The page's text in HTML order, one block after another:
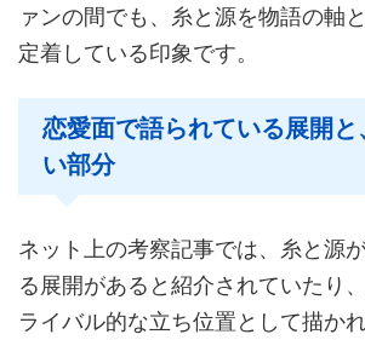
ァンの間でも、糸と源を物語の軸
定着している印象です。
恋愛面で語られている展開
い部分
ネット上の考察記事では、糸と源
る展開があると紹介されていたり
ライバル的な立ち位置として描か